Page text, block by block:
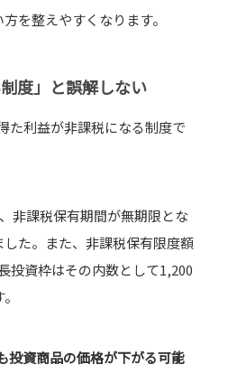
を整えやすくなります。
度」と誤解しない
た利益が非課税になる制度で
非課税保有期間が無期限とな
た。また、非課税保有限度額
投資枠はその内数として1,200
投資商品の価格が下がる可能